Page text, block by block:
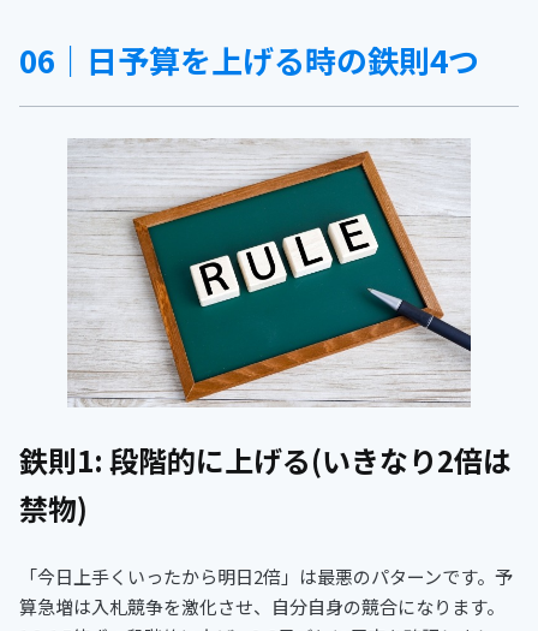
06｜日予算を上げる時の鉄則4つ
鉄則1: 段階的に上げる(いきなり2倍は
禁物)
「今日上手くいったから明日2倍」は最悪のパターンです。予
算急増は入札競争を激化させ、自分自身の競合になります。